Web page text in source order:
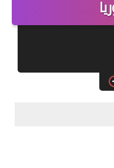
عمل داخل سوريا
في تركيا
عمل في العراق
في اليمن